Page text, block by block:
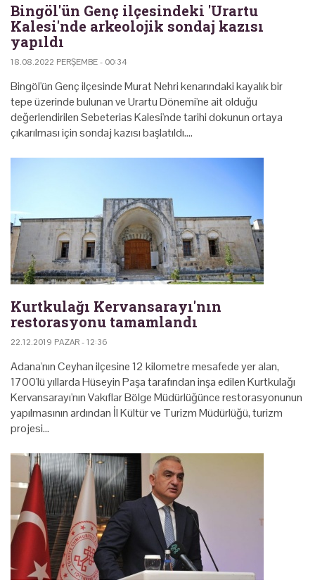
Bingöl'ün Genç ilçesindeki 'Urartu
Kalesi'nde arkeolojik sondaj kazısı
yapıldı
18.08.2022 PERŞEMBE - 00:34
Bingöl'ün Genç ilçesinde Murat Nehri kenarındaki kayalık bir
tepe üzerinde bulunan ve Urartu Dönemi'ne ait olduğu
değerlendirilen Sebeterias​​​​​​​ Kalesi'nde tarihi dokunun ortaya
çıkarılması için sondaj kazısı başlatıldı.…
Kurtkulağı Kervansarayı'nın
restorasyonu tamamlandı
22.12.2019 PAZAR - 12:36
Adana'nın Ceyhan ilçesine 12 kilometre mesafede yer alan,
1700'lü yıllarda Hüseyin Paşa tarafından inşa edilen Kurtkulağı
Kervansarayı'nın Vakıflar Bölge Müdürlüğünce restorasyonunun
yapılmasının ardından İl Kültür ve Turizm Müdürlüğü, turizm
projesi…